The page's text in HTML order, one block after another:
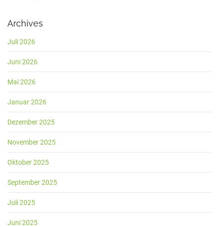
Archives
Juli 2026
Juni 2026
Mai 2026
Januar 2026
Dezember 2025
November 2025
Oktober 2025
September 2025
Juli 2025
Juni 2025